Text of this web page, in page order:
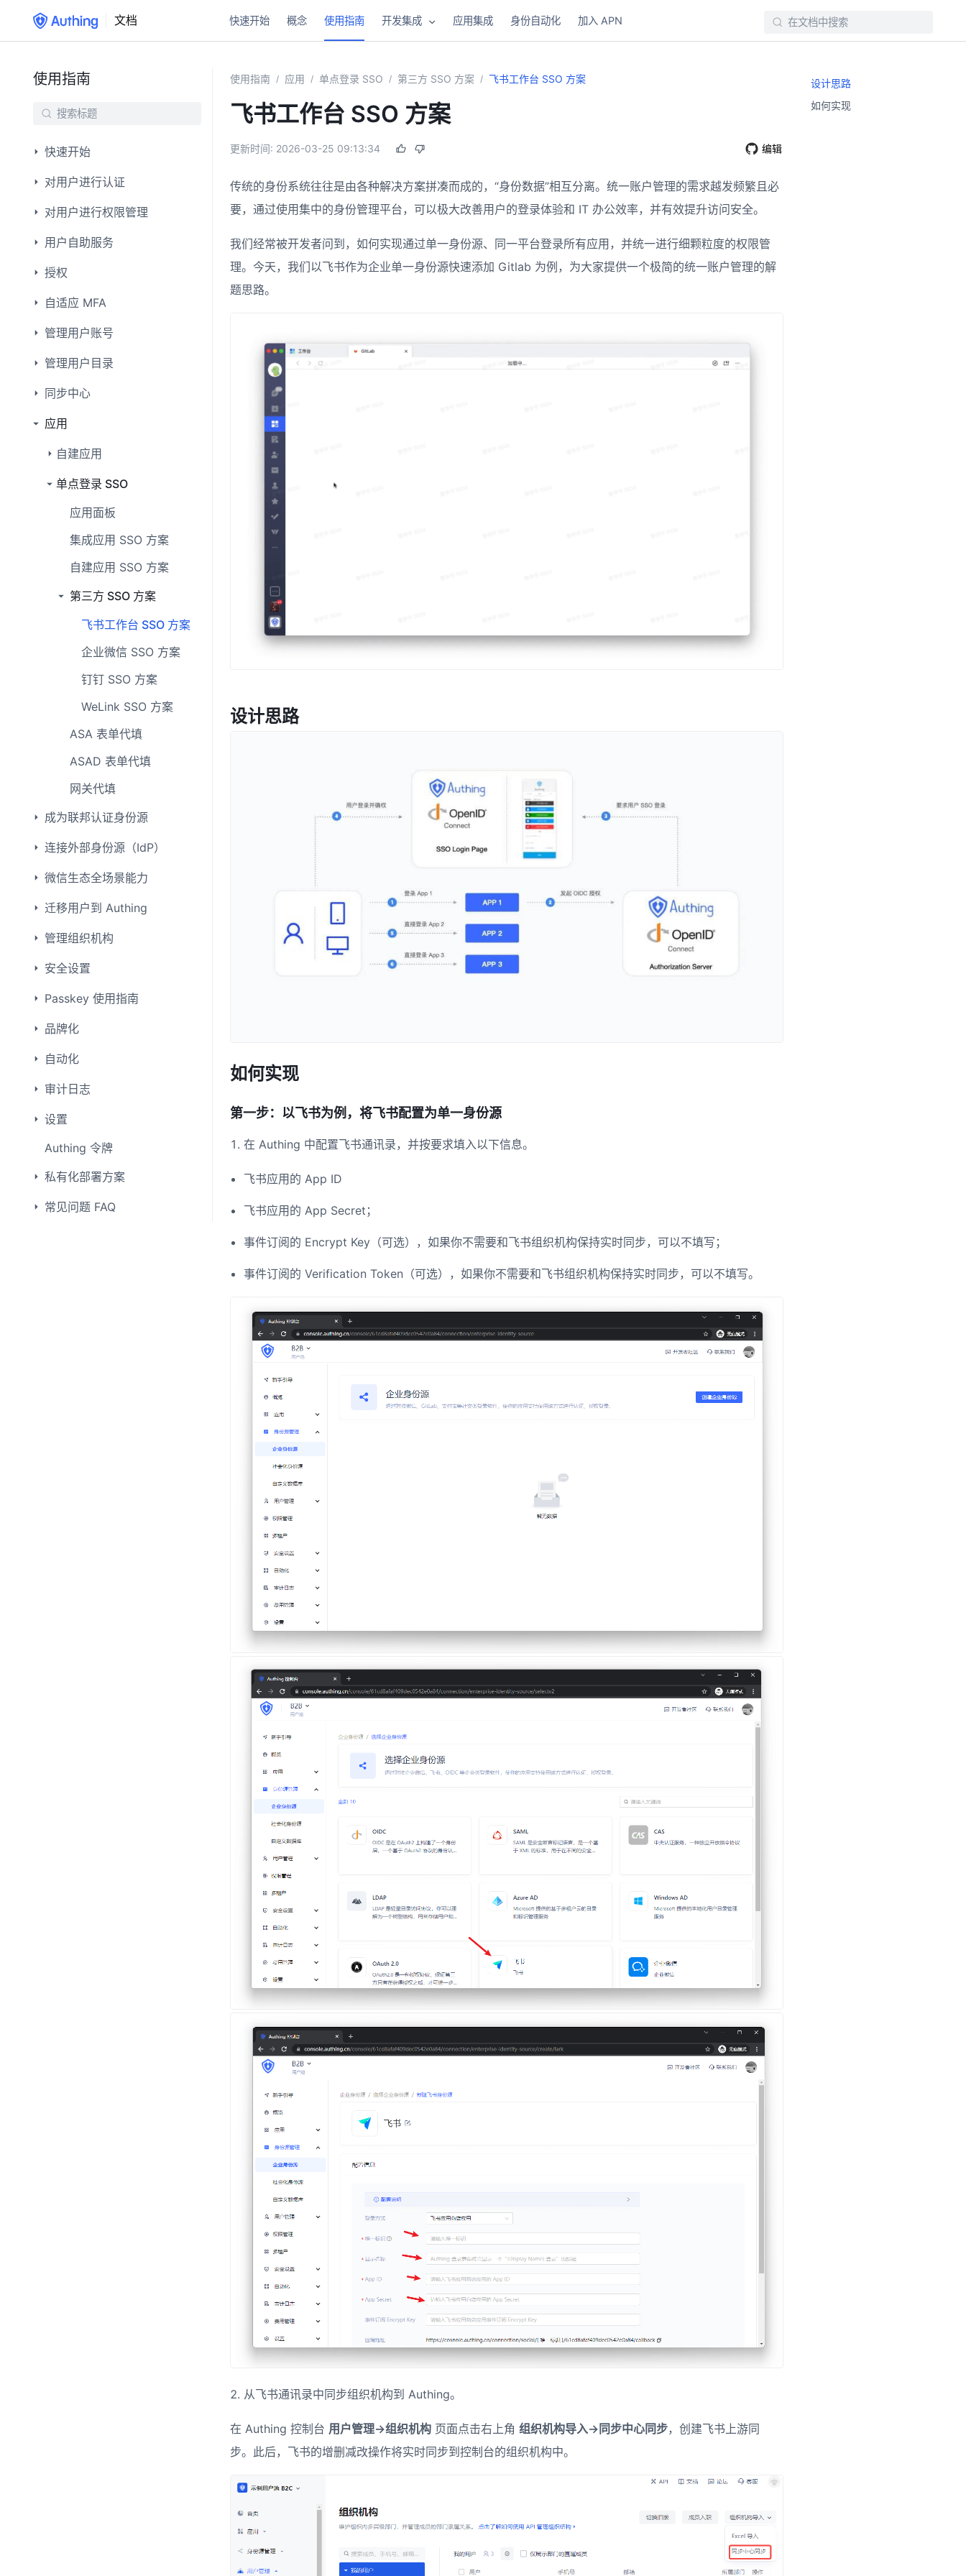
文档 快速开始 概念 使用指南 开发集成 应用集成 身份自动化 加入 APN
使用指南
快速开始
对用户进行认证
对用户进行权限管理
用户自助服务
授权
自适应 MFA
管理用户账号
管理用户目录
同步中心
应用
自建应用
单点登录 SSO
应用面板
集成应用 SSO 方案
自建应用 SSO 方案
第三方 SSO 方案
飞书工作台 SSO 方案
企业微信 SSO 方案
钉钉 SSO 方案
WeLink SSO 方案
ASA 表单代填
ASAD 表单代填
网关代填
成为联邦认证身份源
连接外部身份源（IdP）
微信生态全场景能力
迁移用户到 Authing
管理组织机构
安全设置
Passkey 使用指南
品牌化
自动化
审计日志
设置
Authing 令牌
私有化部署方案
常见问题 FAQ
使用指南 / 应用 / 单点登录 SSO / 第三方 SSO 方案 / 飞书工作台 SSO 方案
飞书工作台 SSO 方案
更新时间: 2026-03-25 09:13:34 编辑
传统的身份系统往往是由各种解决方案拼凑而成的，“身份数据”相互分离。统一账户管理的需求越发频繁且必
要，通过使用集中的身份管理平台，可以极大改善用户的登录体验和 IT 办公效率，并有效提升访问安全。
我们经常被开发者问到，如何实现通过单一身份源、同一平台登录所有应用，并统一进行细颗粒度的权限管
理。今天，我们以飞书作为企业单一身份源快速添加 Gitlab 为例，为大家提供一个极简的统一账户管理的解
题思路。
设计思路
如何实现
第一步：以飞书为例，将飞书配置为单一身份源
在 Authing 中配置飞书通讯录，并按要求填入以下信息。
飞书应用的 App ID
飞书应用的 App Secret；
事件订阅的 Encrypt Key（可选），如果你不需要和飞书组织机构保持实时同步，可以不填写；
事件订阅的 Verification Token（可选），如果你不需要和飞书组织机构保持实时同步，可以不填写。
从飞书通讯录中同步组织机构到 Authing。
在 Authing 控制台 用户管理->组织机构 页面点击右上角 组织机构导入->同步中心同步，创建飞书上游同
步。此后，飞书的增删减改操作将实时同步到控制台的组织机构中。
设计思路
如何实现